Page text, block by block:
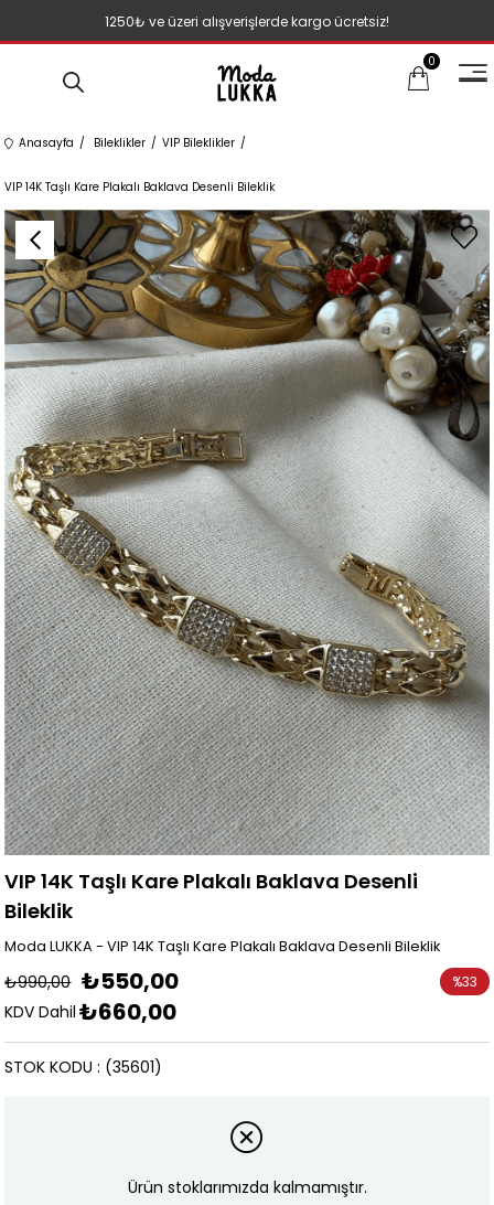
1250₺ ve üzeri alışverişlerde kargo ücretsiz!
0
Anasayfa Bileklikler VIP Bileklikler
VIP 14K Taşlı Kare Plakalı Baklava Desenli Bileklik
VIP 14K Taşlı Kare Plakalı Baklava Desenli
Bileklik
Moda LUKKA - VIP 14K Taşlı Kare Plakalı Baklava Desenli Bileklik
₺990,00 ₺550,00
KDV Dahil ₺660,00
%33
(35601)
STOK KODU
Ürün stoklarımızda kalmamıştır.